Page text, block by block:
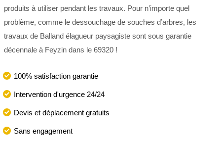
produits à utiliser pendant les travaux. Pour n’importe quel
problème, comme le dessouchage de souches d’arbres, les
travaux de Balland élagueur paysagiste sont sous garantie
décennale à Feyzin dans le 69320 !
100% satisfaction garantie
Intervention d'urgence 24/24
Devis et déplacement gratuits
Sans engagement